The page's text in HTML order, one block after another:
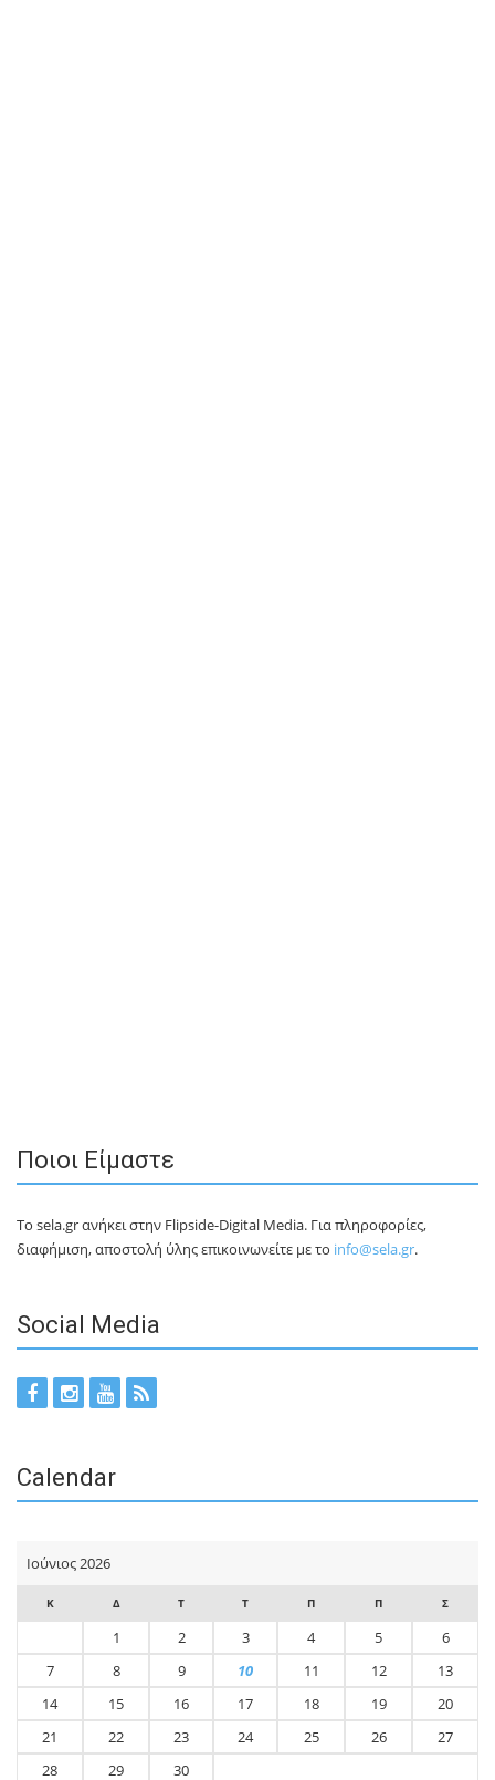
Ποιοι Είμαστε
Το sela.gr ανήκει στην Flipside-Digital Media. Για πληροφορίες,
διαφήμιση, αποστολή ύλης επικοινωνείτε με το info@sela.gr.
Social Media
Calendar
Ιούνιος 2026
Κ Δ Τ Τ Π Π Σ
1 2 3 4 5
6
7
8 9 10 11 12
13
14
15 16 17 18 19
20
21
22 23 24 25 26
27
28
29 30